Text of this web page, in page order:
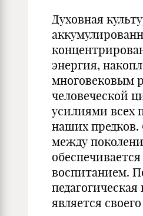
Духовная
энергия,
многовековым
человеческой
усилиями всех
наших предков.
между
обеспечивается
воспитанием.
педагогическая
является